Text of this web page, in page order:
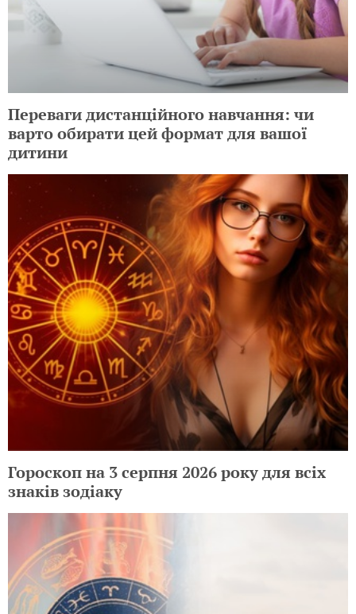
Переваги дистанційного навчання: чи
варто обирати цей формат для вашої
дитини
Гороскоп на 3 серпня 2026 року для всіх
знаків зодіаку